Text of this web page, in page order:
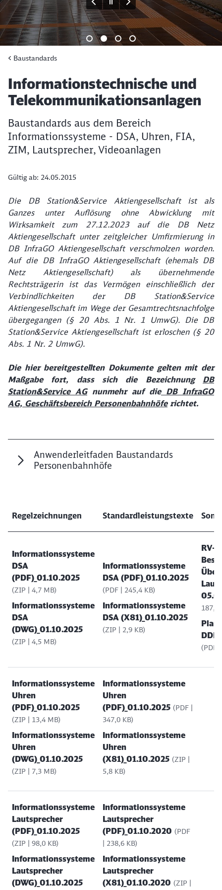
Baustandards
Artikel:
Informationstechnische und
Telekommunikationsanlagen
Baustandards aus dem Bereich
Informationssysteme - DSA, Uhren, FIA,
ZIM, Lautsprecher, Videoanlagen
Gültig ab: 24.05.2015
Die DB Station&Service Aktiengesellschaft ist als
Ganzes unter Auflösung ohne Abwicklung mit
Wirksamkeit zum 27.12.2023 auf die DB Netz
Aktiengesellschaft unter zeitgleicher Umfirmierung in
DB InfraGO Aktiengesellschaft verschmolzen worden.
Auf die DB InfraGO Aktiengesellschaft (ehemals DB
Netz Aktiengesellschaft) als übernehmende
Rechtsträgerin ist das Vermögen einschließlich der
Verbindlichkeiten der DB Station&Service
Aktiengesellschaft im Wege der Gesamtrechtsnachfolge
übergegangen (§ 20 Abs. 1 Nr. 1 UmwG). Die DB
Station&Service Aktiengesellschaft ist erloschen (§ 20
Abs. 1 Nr. 2 UmwG).
Die hier bereitgestellten Dokumente gelten mit der
Maßgabe fort, dass sich die Bezeichnung DB
Station&Service AGnunmehr auf dieDB InfraGO
AG, Geschäftsbereich Personenbahnhöferichtet.
Anwenderleitfaden Baustandards
Personenbahnhöfe
Regelzeichnungen Standardleistungstexte
Informationssysteme
DSA
(PDF)_01.10.2025
(ZIP | 4,7 MB)
Informationssysteme
DSA
(DWG)_01.10.2025
(ZIP | 4,5 MB)
Informationssysteme
DSA (PDF)_01.10.2025
(PDF | 245,4 KB)
Informationssysteme
DSA (X81)_01.10.2025
(ZIP | 2,9 KB)
RV-
187,3
DDI
(PDF
Informationssysteme
Uhren
(PDF)_01.10.2025
(ZIP | 13,4 MB)
Informationssysteme
Uhren
(DWG)_01.10.2025
(ZIP | 7,3 MB)
Informationssysteme
Uhren
(PDF)_01.10.2025 (PDF |
347,0 KB)
Informationssysteme
Uhren
(X81)_01.10.2025 (ZIP |
5,8 KB)
Informationssysteme
Lautsprecher
(PDF)_01.10.2025
(ZIP | 98,0 KB)
Informationssysteme
Lautsprecher
(DWG)_01.10.2025
Informationssysteme
Lautsprecher
(PDF)_01.10.2020 (PDF
| 238,6 KB)
Informationssysteme
Lautsprecher
(X81)_01.10.2020 (ZIP |